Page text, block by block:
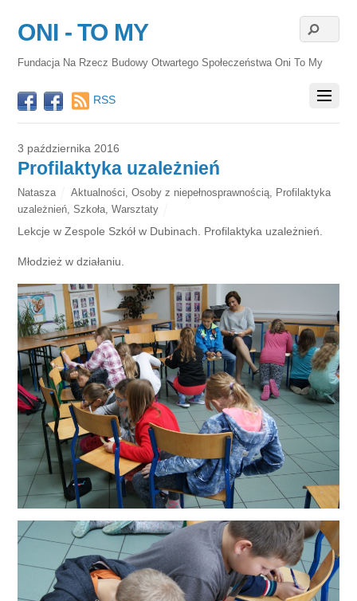
ONI - TO MY
Fundacja Na Rzecz Budowy Otwartego Społeczeństwa Oni To My
RSS
3 października 2016
Profilaktyka uzależnień
Natasza Aktualności Osoby z niepełnosprawnością Profilaktyka
uzależnień ,Szkoła ,Warsztaty
Lekcje w Zespole Szkół w Dubinach. Profilaktyka uzależnień.
Młodzież w działaniu.